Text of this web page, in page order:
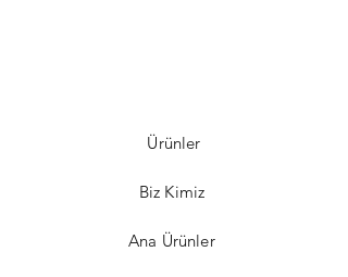
Ürünler
Biz Kimiz
Ana Ürünler